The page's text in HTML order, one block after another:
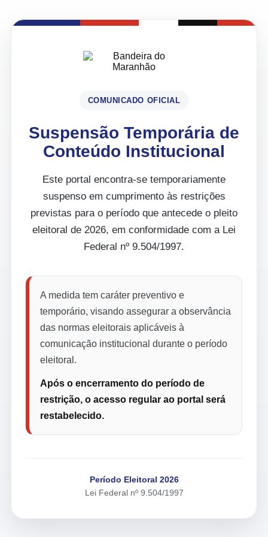
COMUNICADO OFICIAL
Suspensão Temporária de
Conteúdo Institucional
Este portal encontra-se temporariamente
suspenso em cumprimento às restrições
previstas para o período que antecede o pleito
eleitoral de 2026, em conformidade com a Lei
Federal nº 9.504/1997.
A medida tem caráter preventivo e
temporário, visando assegurar a observância
das normas eleitorais aplicáveis à
comunicação institucional durante o período
eleitoral.
Após o encerramento do período de
restrição, o acesso regular ao portal será
restabelecido.
Período Eleitoral 2026
Lei Federal nº 9.504/1997